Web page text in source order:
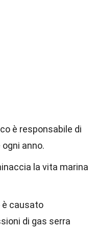
è responsabile di
anno.
la vita marina
causato
di gas serra